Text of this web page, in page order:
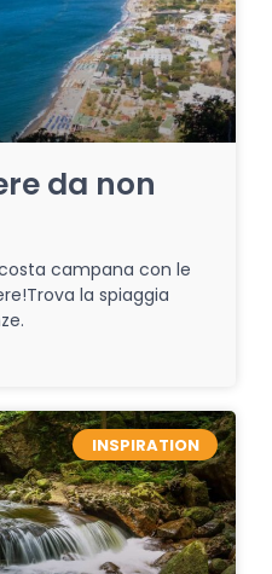
da non
campana con le
la spiaggia
INSPIRATION